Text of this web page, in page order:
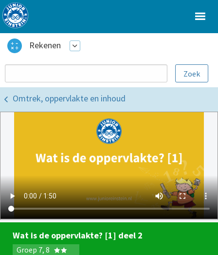
Rekenen
Omtrek, oppervlakte en inhoud
Wat is de oppervlakte? [1] deel 2
Groep 7, 8